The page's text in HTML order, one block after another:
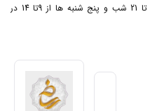
از شنبه تا چهارشنبه 9 صبح تا 14 و 17عصر تا 21 شب و پنج شنبه ها از 9تا 14 در